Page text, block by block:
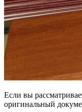
Если вы
оригинальный